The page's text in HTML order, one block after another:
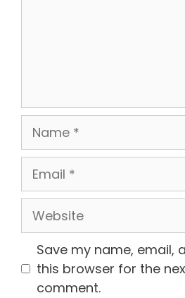
Name
Email
Website
Save my name, email,
this browser for the
comment.